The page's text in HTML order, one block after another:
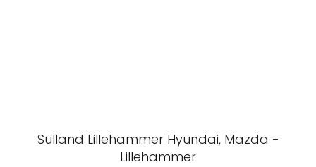
Sulland Lillehammer Hyundai, Mazda -
Lillehammer